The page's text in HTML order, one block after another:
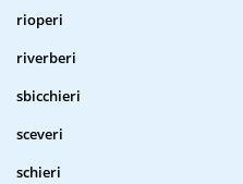
rioperi
riverberi
sbicchieri
sceveri
schieri